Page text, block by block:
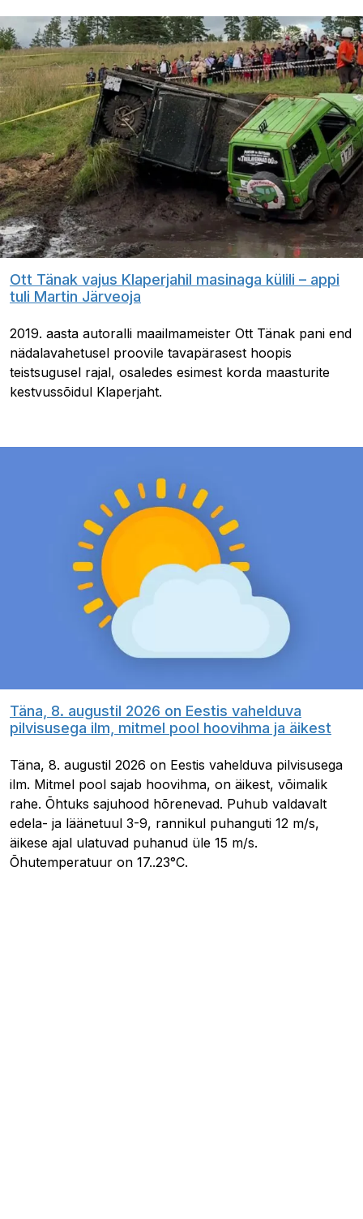
Ott Tänak vajus Klaperjahil masinaga külili – appi
tuli Martin Järveoja
2019. aasta autoralli maailmameister Ott Tänak pani end
nädalavahetusel proovile tavapärasest hoopis
teistsugusel rajal, osaledes esimest korda maasturite
kestvussõidul Klaperjaht.
Täna, 8. augustil 2026 on Eestis vahelduva
pilvisusega ilm, mitmel pool hoovihma ja äikest
Täna, 8. augustil 2026 on Eestis vahelduva pilvisusega
ilm. Mitmel pool sajab hoovihma, on äikest, võimalik
rahe. Õhtuks sajuhood hõrenevad. Puhub valdavalt
edela- ja läänetuul 3-9, rannikul puhanguti 12 m/s,
äikese ajal ulatuvad puhanud üle 15 m/s.
Õhutemperatuur on 17..23°C.